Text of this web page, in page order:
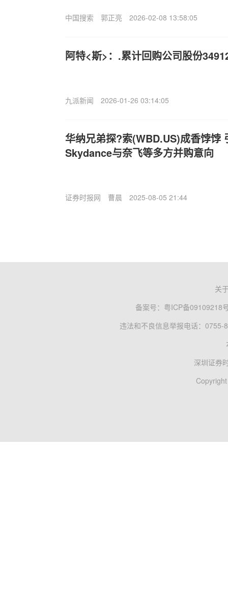
中国搜索 郭正亮 2026-02-08 13:58:05
阿特<斯>：.累计回购公司股份
九派新闻 2026-01-26 03:14:05
华纳兄弟探?索(WBD.US)成香饽饽
Skydance与奈飞等多方并购意向
证券时报网 曹晨 2025-08-05 21:44
关
备案号： 粤ICP备09109218
违法和不良信息举报电话：0755-
深圳证券